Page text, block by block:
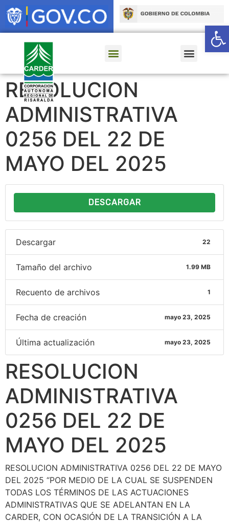
RESOLUCION
ADMINISTRATIVA
0256 DEL 22 DE
MAYO DEL 2025
DESCARGAR
Descargar 22
Tamaño del archivo 1.99 MB
Recuento de archivos 1
Fecha de creación mayo 23, 2025
Última actualización mayo 23, 2025
RESOLUCION
ADMINISTRATIVA
0256 DEL 22 DE
MAYO DEL 2025
RESOLUCION ADMINISTRATIVA 0256 DEL 22 DE MAYO
DEL 2025 “POR MEDIO DE LA CUAL SE SUSPENDEN
TODAS LOS TÉRMINOS DE LAS ACTUACIONES
ADMINISTRATIVAS QUE SE ADELANTAN EN LA
CARDER, CON OCASIÓN DE LA TRANSICIÓN A LA